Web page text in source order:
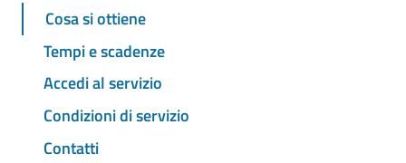
Cosa si ottiene
Tempi e scadenze
Accedi al servizio
Condizioni di servizio
Contatti